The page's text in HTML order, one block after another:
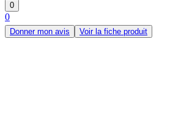
0
0
Donner mon avis Voir la fiche produit